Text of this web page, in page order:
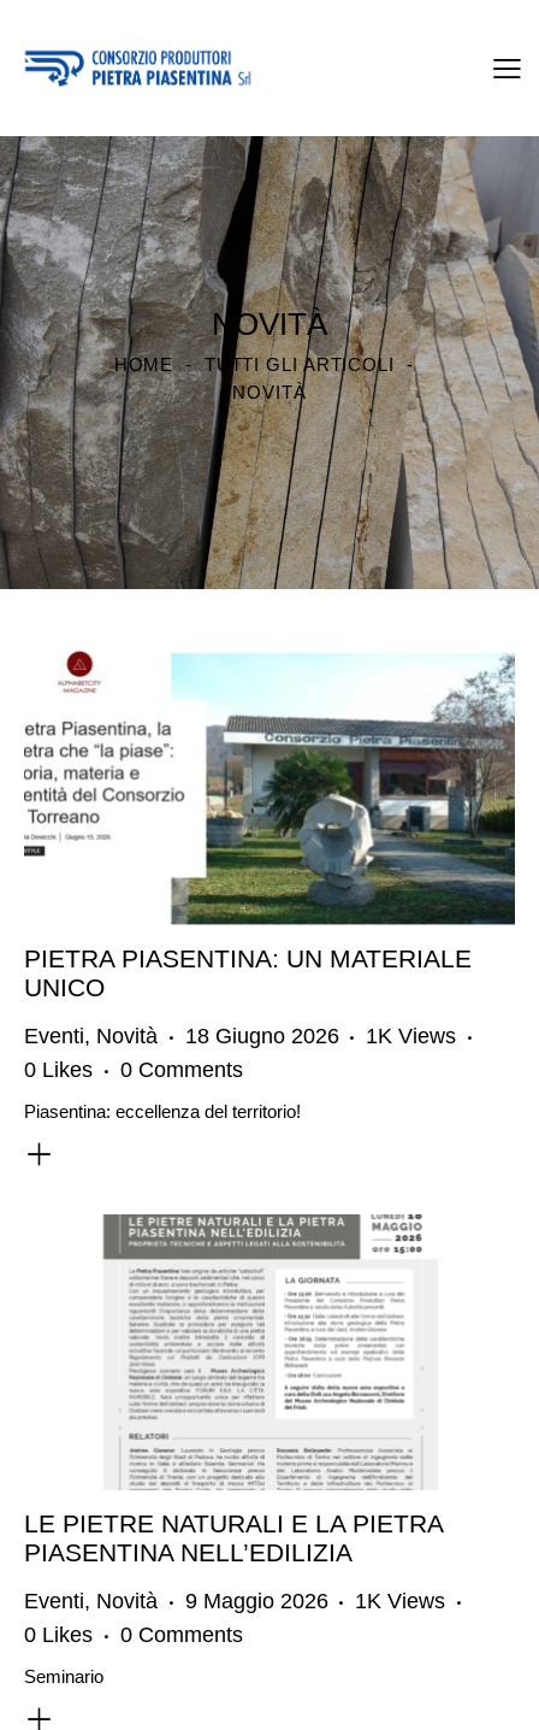
NOVITÀ
HOME
TUTTI GLI ARTICOLI
NOVITÀ
PIETRA PIASENTINA: UN MATERIALE
UNICO
Eventi, Novità 18 Giugno 2026 1K Views
0 Likes 0 Comments
Piasentina: eccellenza del territorio!
LE PIETRE NATURALI E LA PIETRA
PIASENTINA NELL’EDILIZIA
Eventi, Novità 9 Maggio 2026 1K Views
0 Likes 0 Comments
Seminario